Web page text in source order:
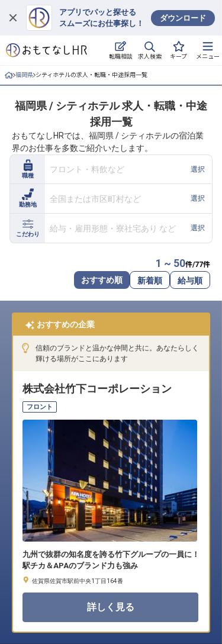
アプリでパッと探せる
スムーズにお仕事探し！
ダウンロード
転職相談 求人検索 キープ メニュー
ログイン
求人・施設を探す
就職・転職 合同説明会
おもてなしHRについて
ご利用の流れ
よくある質問
ホテル・宿泊業界情報コラム
転職サポートに申し込む
採用をお考えの企業様へ
福岡県 シティホテルの求人・転職・中途採用一覧
福岡県 / シティホテル 求人・転職・中途
採用一覧
おもてなしHRでは、福岡県 / シティホテルの宿泊業
界のお仕事を多数ご紹介いたします。
職種
フロント・料飲など 選択
勤務地
全国または市区町村など 選択
こだわり
給与・雇用形態・寮社宅あり など 選択
1 ~ 50件/77件
おすすめ順 新着順 給与順
おすすめの企業
信頼のブランドと温かな仲間と共に。あなたらしく
輝ける場所がここにあります
株式会社竹下コーポレーション
フロント
九州で抜群の知名度を誇る竹下グループの一員に！
駅チカ＆APAのブランド力も強み
佐賀県佐賀市駅前中央1丁目164番
詳しく見る